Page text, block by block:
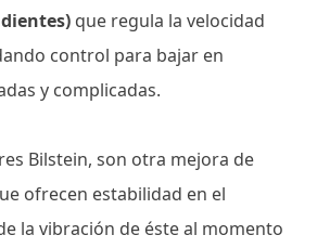
que regula la velocidad
control para bajar en
y complicadas.
Bilstein, son otra mejora de
ofrecen estabilidad en el
la vibración de éste al momento